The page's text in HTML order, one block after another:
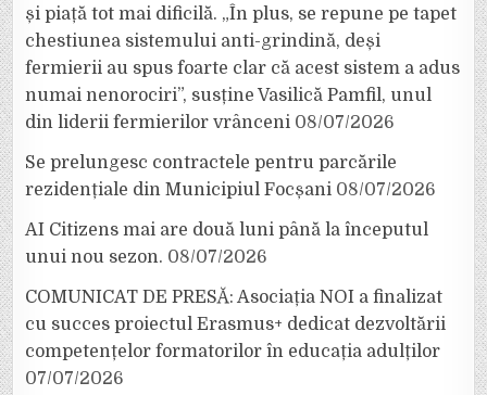
și piață tot mai dificilă. „În plus, se repune pe tapet
chestiunea sistemului anti-grindină, deși
fermierii au spus foarte clar că acest sistem a adus
numai nenorociri”, susține Vasilică Pamfil, unul
din liderii fermierilor vrânceni 08/07/2026
Se prelungesc contractele pentru parcările
rezidențiale din Municipiul Focșani 08/07/2026
AI Citizens mai are două luni până la începutul
unui nou sezon. 08/07/2026
COMUNICAT DE PRESĂ: Asociația NOI a finalizat
cu succes proiectul Erasmus+ dedicat dezvoltării
competențelor formatorilor în educația adulților
07/07/2026